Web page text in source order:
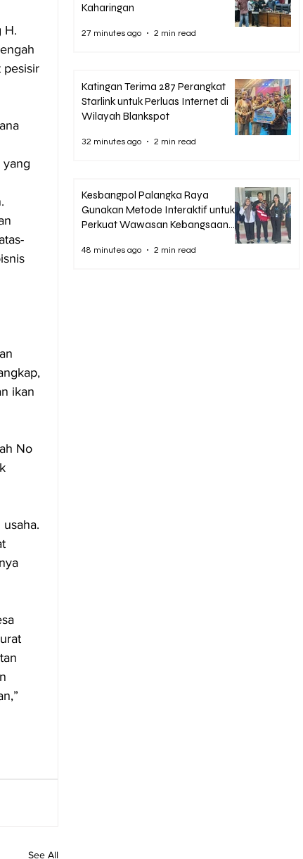
H.
pesisir
yang
ikan
No
See All
Kaharingan
27 minutes ago 2 min read
Katingan Terima 287 Perangkat
Starlink untuk Perluas Internet di
Wilayah Blankspot
32 minutes ago 2 min read
Kesbangpol Palangka Raya
Gunakan Metode Interaktif untuk
Perkuat Wawasan Kebangsaan
48 minutes ago 2 min read